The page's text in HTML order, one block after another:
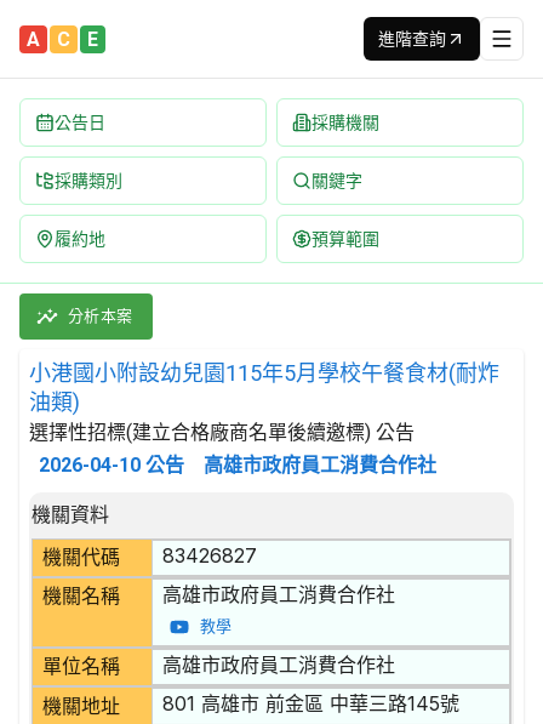
A C E 進階查詢
公告日 採購機關
採購類別 關鍵字
履約地 預算範圍
小港國小附設幼兒園115年5月學校午餐食材(耐炸油類) 招標
採購類別：財物類 肉類,魚,果實,蔬菜,及油脂 | 招標方式：
分析本案
小港國小附設幼兒園115年5月學校午餐食材(耐炸
油類)
選擇性招標(建立合格廠商名單後續邀標) 公告
2026-04-10 公告 高雄市政府員工消費合作社
招標公告詳細內容
機關資料
機關代碼
83426827
機關名稱 高雄市政府員工消費合作社
教學
單位名稱 高雄市政府員工消費合作社
機關地址 801 高雄市 前金區 中華三路145號